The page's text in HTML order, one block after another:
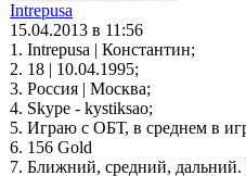
Intrepusa
15.04.2013 в 11:56
1. Intrepusa | Константин;
2. 18 | 10.04.1995;
3. Россия | Москва;
4. Skype - kystiksao;
5. Играю с ОБТ, в среднем в
6. 156 Gold
7. Ближний, средний,